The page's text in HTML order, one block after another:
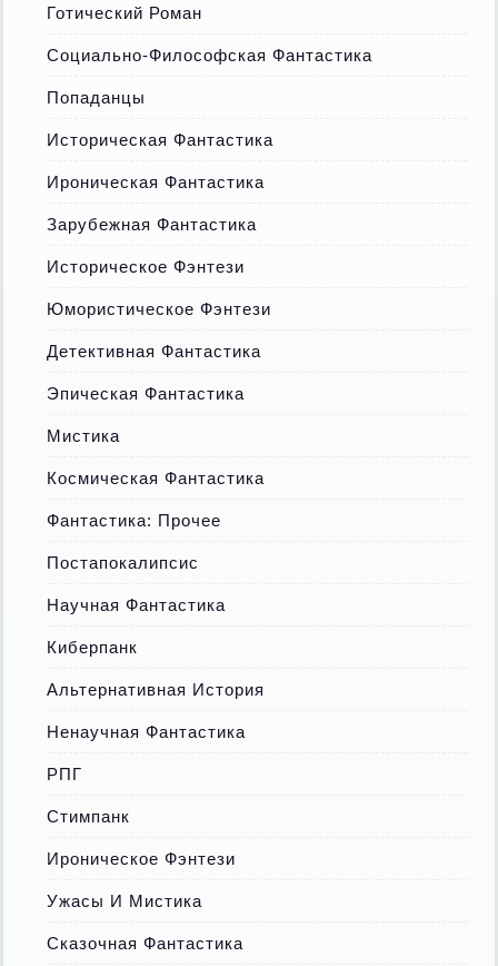
Готический Роман
Социально-Философская Фантастика
Попаданцы
Историческая Фантастика
Ироническая Фантастика
Зарубежная Фантастика
Историческое Фэнтези
Юмористическое Фэнтези
Детективная Фантастика
Эпическая Фантастика
Мистика
Космическая Фантастика
Фантастика: Прочее
Постапокалипсис
Научная Фантастика
Киберпанк
Альтернативная История
Ненаучная Фантастика
РПГ
Стимпанк
Ироническое Фэнтези
Ужасы И Мистика
Сказочная Фантастика